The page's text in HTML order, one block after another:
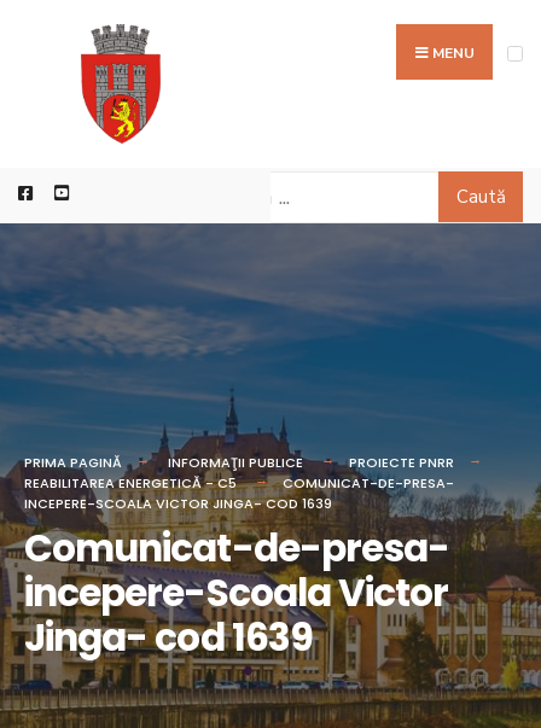
MENU
Caută
PRIMA PAGINĂ INFORMAŢII PUBLICE
PROIECTE PNRR
REABILITAREA ENERGETICĂ - C5
COMUNICAT-DE-PRESA-
INCEPERE-SCOALA VICTOR JINGA- COD 1639
Comunicat-de-presa-
incepere-Scoala Victor
Jinga- cod 1639